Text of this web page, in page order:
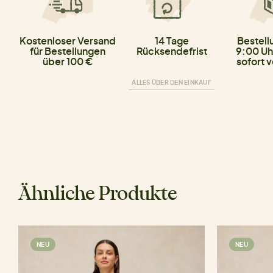
Kostenloser Versand
für Bestellungen
über 100 €
14 Tage
Rücksendefrist
ALLES ÜBER DEN EINKAUF
9:00
sofort
Ähnliche Produkte
NEU NEU